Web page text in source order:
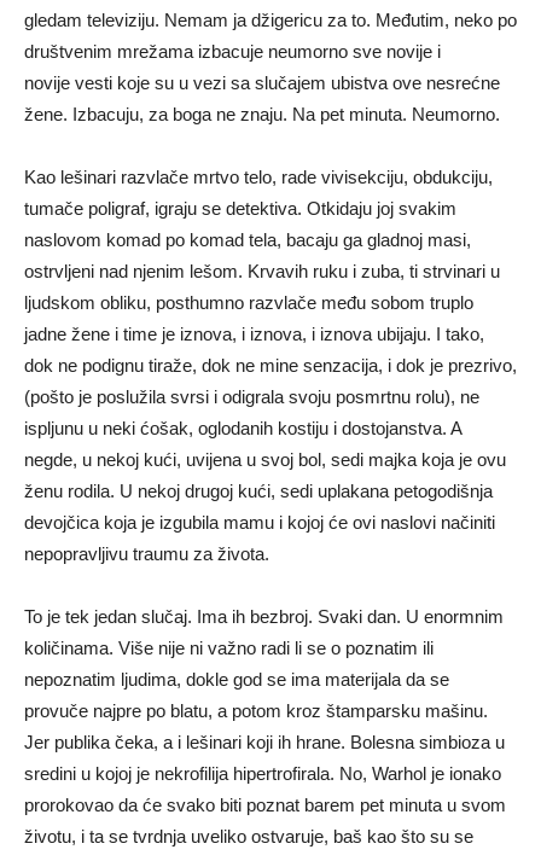
gledam televiziju. Nemam ja džigericu za to. Međutim, neko po
društvenim mrežama izbacuje neumorno sve novije i
novije vesti koje su u vezi sa slučajem ubistva ove nesrećne
žene. Izbacuju, za boga ne znaju. Na pet minuta. Neumorno.
Kao lešinari razvlače mrtvo telo, rade vivisekciju, obdukciju,
tumače poligraf, igraju se detektiva. Otkidaju joj svakim
naslovom komad po komad tela, bacaju ga gladnoj masi,
ostrvljeni nad njenim lešom. Krvavih ruku i zuba, ti strvinari u
ljudskom obliku, posthumno razvlače među sobom truplo
jadne žene i time je iznova, i iznova, i iznova ubijaju. I tako,
dok ne podignu tiraže, dok ne mine senzacija, i dok je prezrivo,
(pošto je poslužila svrsi i odigrala svoju posmrtnu rolu), ne
ispljunu u neki ćošak, oglodanih kostiju i dostojanstva. A
negde, u nekoj kući, uvijena u svoj bol, sedi majka koja je ovu
ženu rodila. U nekoj drugoj kući, sedi uplakana petogodišnja
devojčica koja je izgubila mamu i kojoj će ovi naslovi načiniti
nepopravljivu traumu za života.
To je tek jedan slučaj. Ima ih bezbroj. Svaki dan. U enormnim
količinama. Više nije ni važno radi li se o poznatim ili
nepoznatim ljudima, dokle god se ima materijala da se
provuče najpre po blatu, a potom kroz štamparsku mašinu.
Jer publika čeka, a i lešinari koji ih hrane. Bolesna simbioza u
sredini u kojoj je nekrofilija hipertrofirala. No, Warhol je ionako
prorokovao da će svako biti poznat barem pet minuta u svom
životu, i ta se tvrdnja uveliko ostvaruje, baš kao što su se